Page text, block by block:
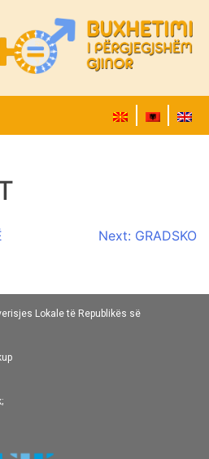
Next: GRADSKO
Lokale të Republikës së